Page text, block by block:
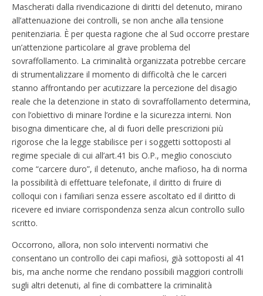
Mascherati dalla rivendicazione di diritti del detenuto, mirano
all’attenuazione dei controlli, se non anche alla tensione
penitenziaria. È per questa ragione che al Sud occorre prestare
un’attenzione particolare al grave problema del
sovraffollamento. La criminalità organizzata potrebbe cercare
di strumentalizzare il momento di difficoltà che le carceri
stanno affrontando per acutizzare la percezione del disagio
reale che la detenzione in stato di sovraffollamento determina,
con l’obiettivo di minare l’ordine e la sicurezza interni. Non
bisogna dimenticare che, al di fuori delle prescrizioni più
rigorose che la legge stabilisce per i soggetti sottoposti al
regime speciale di cui all’art.41 bis O.P., meglio conosciuto
come “carcere duro”, il detenuto, anche mafioso, ha di norma
la possibilità di effettuare telefonate, il diritto di fruire di
colloqui con i familiari senza essere ascoltato ed il diritto di
ricevere ed inviare corrispondenza senza alcun controllo sullo
scritto.
Occorrono, allora, non solo interventi normativi che
consentano un controllo dei capi mafiosi, già sottoposti al 41
bis, ma anche norme che rendano possibili maggiori controlli
sugli altri detenuti, al fine di combattere la criminalità